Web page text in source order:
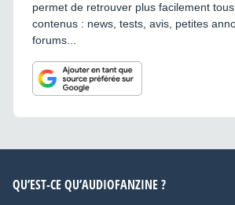
permet de retrouver plus facilement
contenus : news, tests, avis, petites
forums...
QU’EST-CE QU’AUDIOFANZINE ?